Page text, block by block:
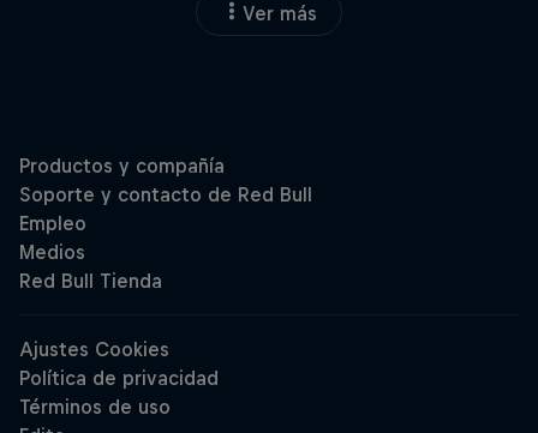
Ver más